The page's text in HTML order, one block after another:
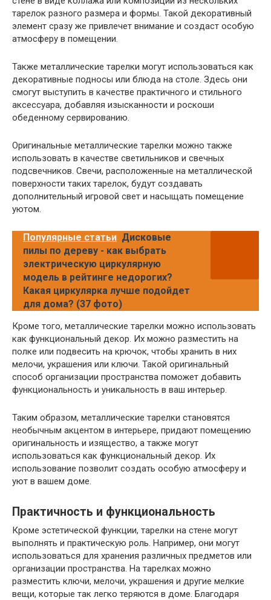
тарелок разного размера и формы. Такой декоративный
элемент сразу же привлечет внимание и создаст особую
атмосферу в помещении.
Также металлические тарелки могут использоваться как
декоративные подносы или блюда на столе. Здесь они
смогут выступить в качестве практичного и стильного
аксессуара, добавляя изысканности и роскоши
обеденному сервированию.
Оригинальные металлические тарелки можно также
использовать в качестве светильников и свечных
подсвечников. Свечи, расположенные на металлической
поверхности таких тарелок, будут создавать
дополнительный игровой свет и насыщать помещение
уютом.
Популярные статьи Дисковые
пилы по дереву - как выбрать
электрическую циркулярную
модель в рейтинге недорогих?
Какая циркулярка лучше подойдет
для дома? (37 фото)
Кроме того, металлические тарелки можно использовать
как функциональный декор. Их можно разместить на
полке или подвесить на крючок, чтобы хранить в них
мелочи, украшения или ключи. Такой оригинальный
способ организации пространства поможет добавить
функциональность и уникальность в ваш интерьер.
Таким образом, металлические тарелки становятся
необычным акцентом в интерьере, придают помещению
оригинальность и изящество, а также могут
использоваться как функциональный декор. Их
использование позволит создать особую атмосферу и
уют в вашем доме.
Практичность и функциональность
Кроме эстетической функции, тарелки на стене могут
выполнять и практическую роль. Например, они могут
использоваться для хранения различных предметов или
организации пространства. На тарелках можно
разместить ключи, мелочи, украшения и другие мелкие
вещи, которые так легко теряются в доме. Благодаря